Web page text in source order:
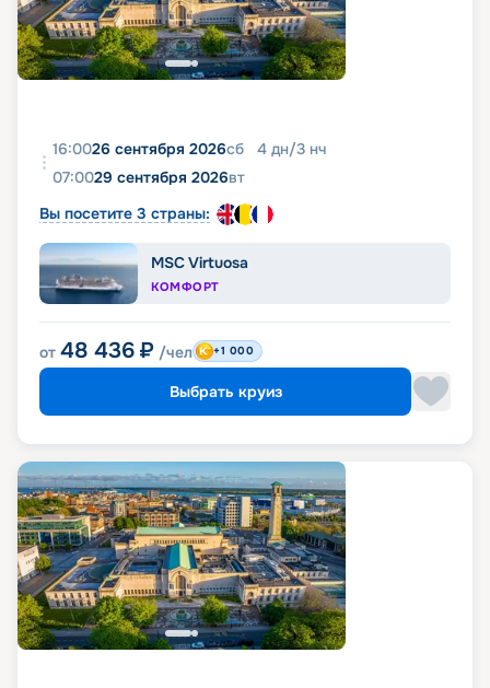
16:0026 сентября 2026сб 4 дн/3 нч
07:0029 сентября 2026вт
Вы посетите 3 страны:
MSC Virtuosa
КОМФОРТ
от 48 436 ₽ /чел +1 000
Выбрать круиз